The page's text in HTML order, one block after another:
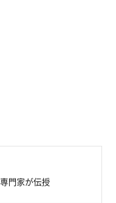
えておきたい5つの
門家が伝授